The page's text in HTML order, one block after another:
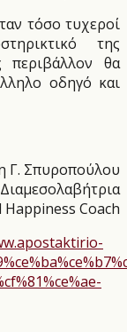
τόσο τυχεροί
της
περιβάλλον θα
οδηγό και
Γ. Σπυροπούλου
Coach